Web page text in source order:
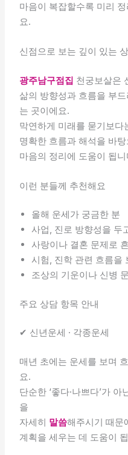
마음이 복잡할수록 미리
요.
신점으로 보는 깊이 있는
광주남구점집 천궁보살은
삶의 방향성과 흐름을 부
는 곳이에요.
막연하게 미래를 묻기보다
명확한 흐름과 해석을 바탕
마음의 정리에 도움이 됩니
이런 분들께 추천해요
올해 운세가 궁금한 분
사업, 진로 방향성을 두
사랑이나 결혼 문제로
시험, 진학 관련 흐름을
조상의 기운이나 신병
주요 상담 항목 안내
✔ 신년운세 · 각종운세
매년 초에는 운세를 보며
요.
단순한 ‘좋다·나쁘다’가
을
자세히 말씀해주시기 때문
계획을 세우는 데 도움이